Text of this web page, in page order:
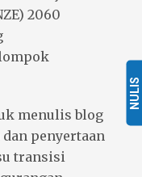
2060
menulis blog
penyertaan
transisi
NULIS